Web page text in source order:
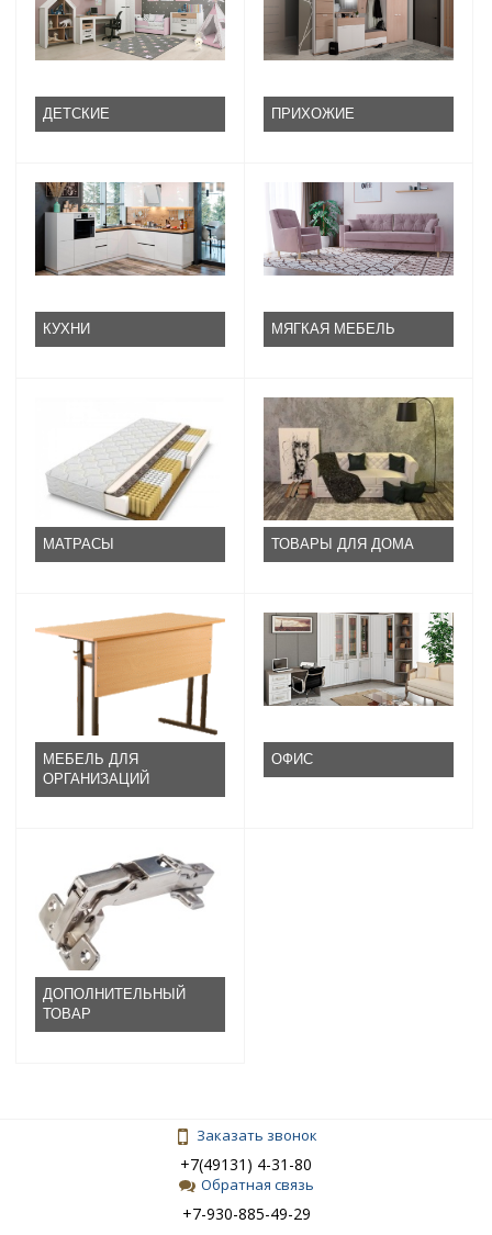
ДЕТСКИЕ ПРИХОЖИЕ
КУХНИ МЯГКАЯ МЕБЕЛЬ
МАТРАСЫ ТОВАРЫ ДЛЯ ДОМА
МЕБЕЛЬ ДЛЯ
ОРГАНИЗАЦИЙ
ОФИС
ДОПОЛНИТЕЛЬНЫЙ
ТОВАР
Заказать звонок
+7(49131) 4-31-80
Обратная связь
+7-930-885-49-29